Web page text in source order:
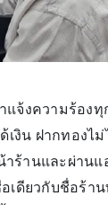
แจ้งความร้อง
งิน ฝากทองไ
ร้านและผ่าน
เดียวกับชื่อร้า